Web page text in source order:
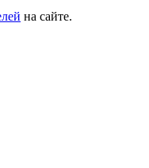
на сайте.